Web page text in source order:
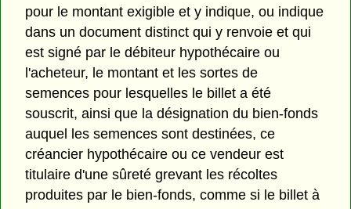
pour le montant exigible et y indique, ou indique
dans un document distinct qui y renvoie et qui
est signé par le débiteur hypothécaire ou
l'acheteur, le montant et les sortes de
semences pour lesquelles le billet a été
souscrit, ainsi que la désignation du bien-fonds
auquel les semences sont destinées, ce
créancier hypothécaire ou ce vendeur est
titulaire d'une sûreté grevant les récoltes
produites par le bien-fonds, comme si le billet à